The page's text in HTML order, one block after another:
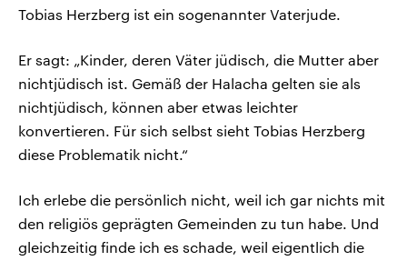
Tobias Herzberg ist ein sogenannter Vaterjude.
Er sagt: „Kinder, deren Väter jüdisch, die Mutter aber
nichtjüdisch ist. Gemäß der Halacha gelten sie als
nichtjüdisch, können aber etwas leichter
konvertieren. Für sich selbst sieht Tobias Herzberg
diese Problematik nicht.“
Ich erlebe die persönlich nicht, weil ich gar nichts mit
den religiös geprägten Gemeinden zu tun habe. Und
gleichzeitig finde ich es schade, weil eigentlich die